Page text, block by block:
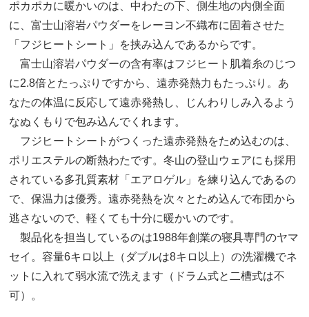
ポカポカに暖かいのは、中わたの下、側生地の内側全面
に、富士山溶岩パウダーをレーヨン不織布に固着させた
「フジヒートシート」を挟み込んであるからです。
富士山溶岩パウダーの含有率はフジヒート肌着糸のじつ
に2.8倍とたっぷりですから、遠赤発熱力もたっぷり。あ
なたの体温に反応して遠赤発熱し、じんわりしみ入るよう
なぬくもりで包み込んでくれます。
フジヒートシートがつくった遠赤発熱をため込むのは、
ポリエステルの断熱わたです。冬山の登山ウェアにも採用
されている多孔質素材「エアロゲル」を練り込んであるの
で、保温力は優秀。遠赤発熱を次々とため込んで布団から
逃さないので、軽くても十分に暖かいのです。
製品化を担当しているのは1988年創業の寝具専門のヤマ
セイ。容量6キロ以上（ダブルは8キロ以上）の洗濯機でネ
ットに入れて弱水流で洗えます（ドラム式と二槽式は不
可）。